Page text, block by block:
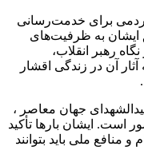
برای خدمت‌رسانی
ایشان به ظرفیت‌های
رهبر انقلاب،
آن در زندگی اقشار
جهان معاصر ،
است. ایشان بارها تأکید
منافع ملی باید بتوانند